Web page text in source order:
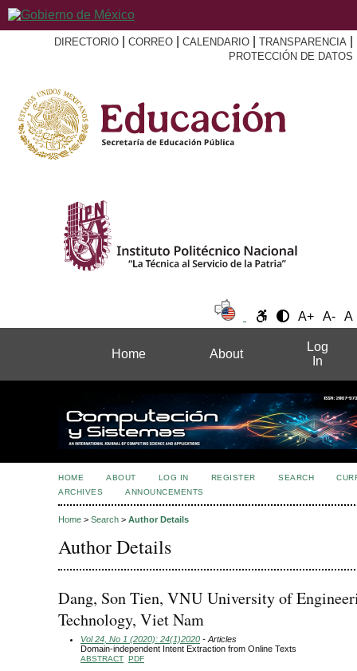
DIRECTORIO CORREO CALENDARIO TRANSPARENCIA
PROTECCIÓN DE DATOS
A+ A- A
Home About
Log
In
HOME ABOUT LOG IN REGISTER SEARCH
ARCHIVES
ANNOUNCEMENTS
Home > Search > Author Details
Author Details
Dang, Son Tien, VNU University of
Technology, Viet Nam
Vol 24, No 1 (2020): 24(1)2020 - Articles
Domain-independent Intent Extraction from Online Texts
ABSTRACT PDF